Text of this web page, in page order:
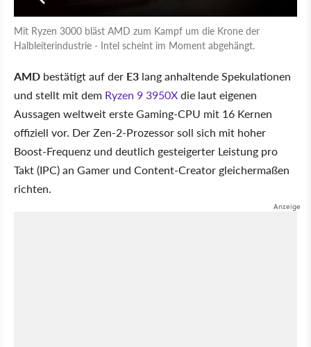
Mit Ryzen 3000 bläst AMD zum Kampf um die Krone der
Halbleiterindustrie - Intel scheint im Moment abgehängt.
AMD bestätigt auf der E3 lang anhaltende Spekulationen
und stellt mit dem Ryzen 9 3950Xdie laut eigenen
Aussagen weltweit erste Gaming-CPU mit 16 Kernen
offiziell vor. Der Zen-2-Prozessor soll sich mit hoher
Boost-Frequenz und deutlich gesteigerter Leistung pro
Takt (IPC) an Gamer und Content-Creator gleichermaßen
richten.